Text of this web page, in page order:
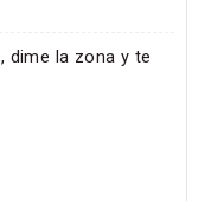
dime la zona y te